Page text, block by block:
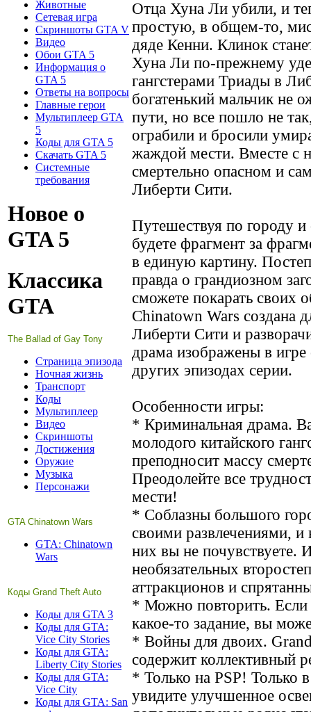
Животные
Сетевая игра
Скриншоты GTA V
Видео
Обои GTA 5
Информация о
GTA 5
Ответы на вопросы
Главные герои
Мультиплеер GTA
5
Коды для GTA 5
Скачать GTA 5
Системные
требования
Новое о
GTA 5
Классика
GTA
The Ballad of Gay Tony
Страница эпизода
Ночная жизнь
Транспорт
Коды
Мультиплеер
Видео
Скриншоты
Достижения
Оружие
Музыка
Персонажи
GTA Chinatown Wars
GTA: Chinatown
Wars
Коды Grand Theft Auto
Коды для GTA 3
Коды для GTA:
Vice City Stories
Коды для GTA:
Liberty City Stories
Коды для GTA:
Vice City
Коды для GTA: San
Отца Хуна Ли убили, и
простую, в общем-то,
дяде Кенни. Клинок
Хуна Ли по-прежнему
гангстерами Триады в
богатенький мальчик не
пути, но все пошло не
ограбили и бросили
жаждой мести. Вместе с
смертельно опасном и
Либерти Сити.
Путешествуя по городу
будете фрагмент за
в единую картину.
правда о грандиозном
сможете покарать своих
Chinatown Wars создана
Либерти Сити и
драма изображены в
других эпизодах серии.
Особенности игры:
* Криминальная драма.
молодого китайского
преподносит массу
Преодолейте все
мести!
* Соблазны большого
своими развлечениями, и
них вы не почувствуете.
необязательных
аттракционов и
* Можно повторить. Если
какое-то задание, вы
* Войны для двоих.
содержит коллективный
* Только на PSP! Только
увидите улучшенное